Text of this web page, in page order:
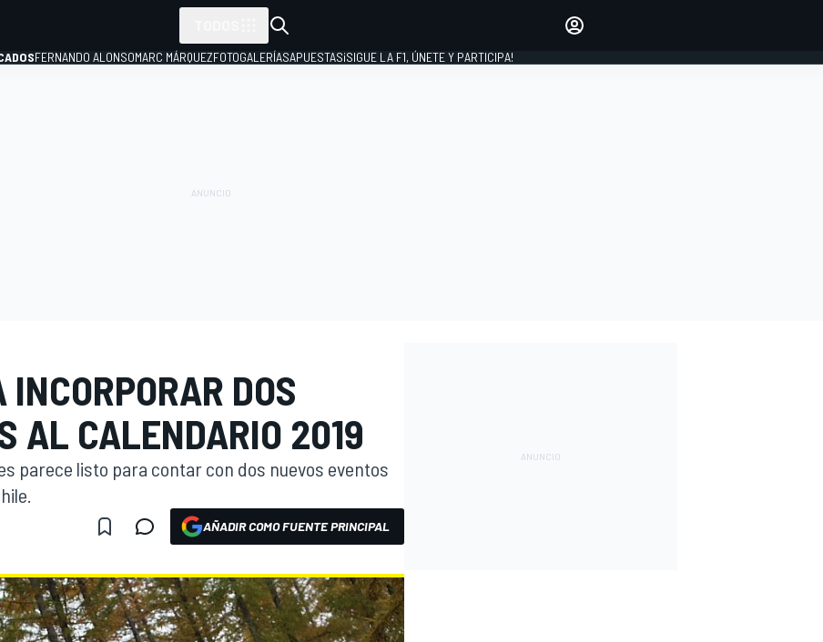
FERNANDO ALONSOMARC MÁRQUEZFOTOGALERÍASAPUESTAS¡SIGUE LA F1, ÚNETE Y PARTICIPA!
DOS
AL CALENDARIO 2019
parece listo para contar con dos nuevos eventos
AÑADIR COMO FUENTE PRINCIPAL